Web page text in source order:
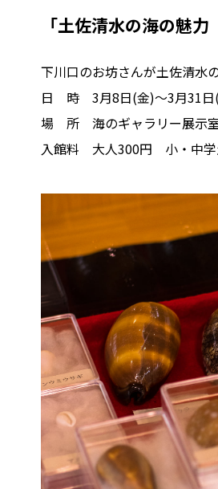
「土佐清水の海の魅
下川口のお坊さんが土佐清水
日 時 3月8日(金)～3月31
場 所 海のギャラリー展示
入館料 大人300円 小・中学